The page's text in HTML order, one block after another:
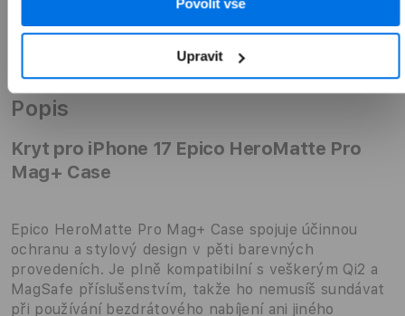
Upravit
Popis
Kryt pro iPhone 17 Epico HeroMatte Pro
Mag+ Case
Epico HeroMatte Pro Mag+ Case spojuje účinnou
ochranu a stylový design v pěti barevných
provedeních. Je plně kompatibilní s veškerým Qi2 a
MagSafe příslušenstvím, takže ho nemusíš sundávat
při používání bezdrátového nabíjení ani jiného